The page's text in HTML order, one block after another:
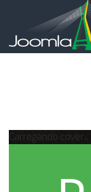
Carregando cover...